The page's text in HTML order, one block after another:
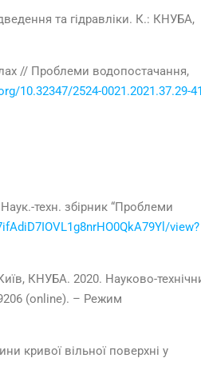
та гідравліки. К.: КНУБА,
// Проблеми водопостачання,
10.32347/2524-0021.2021.37.29-
техн. збірник “Проблеми
view?
КНУБА. 2020. Науково-
(online). – Режим
кривої вільної поверхні у